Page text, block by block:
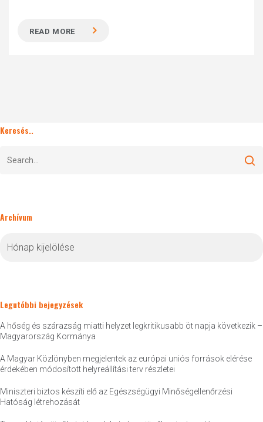
READ MORE
Keresés..
Archívum
Legutóbbi bejegyzések
A hőség és szárazság miatti helyzet legkritikusabb öt napja következik –
Magyarország Kormánya
A Magyar Közlönyben megjelentek az európai uniós források elérése
érdekében módosított helyreállítási terv részletei
Miniszteri biztos készíti elő az Egészségügyi Minőségellenőrzési
Hatóság létrehozását